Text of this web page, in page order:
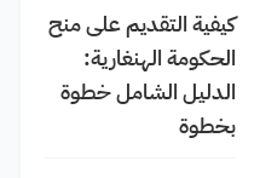
كيفية التقديم على منح
الحكومة الهنغارية:
الدليل الشامل خطوة
بخطوة